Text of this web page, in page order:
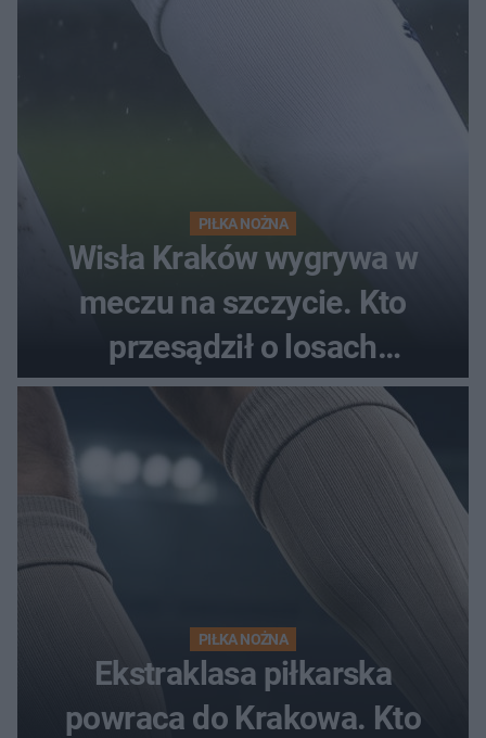
PIŁKA NOŻNA
Wisła Kraków wygrywa w
meczu na szczycie. Kto
przesądził o losach
spotkania?
PIŁKA NOŻNA
Ekstraklasa piłkarska
powraca do Krakowa. Kto